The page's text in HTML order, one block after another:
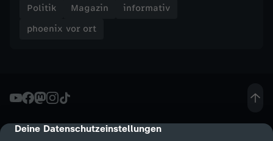
cmp-dialog-description
Deine Datenschutzeinstellungen
U
a
i
Politik Magazin
informativ
phoenix vor ort